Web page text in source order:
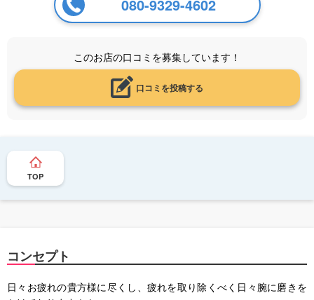
080-9329-4602
このお店の口コミを募集しています！
口コミを投稿する
TOP
コンセプト
日々お疲れの貴方様に尽くし、疲れを取り除くべく日々腕に磨きを